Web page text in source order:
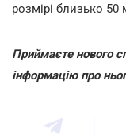
розмірі близько 50
Приймаєте нового
інформацію про